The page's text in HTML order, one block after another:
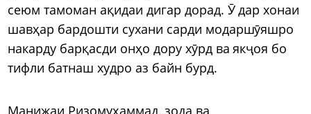
сеюм тамоман ақидаи дигар дорад. Ӯ дар хонаи
шавҳар бардошти сухани сарди модаршӯяшро
накарду барқасди онҳо дору хӯрд ва якҷоя бо
тифли батнаш худро аз байн бурд.
Манижаи Ризомуҳаммад, зода ва